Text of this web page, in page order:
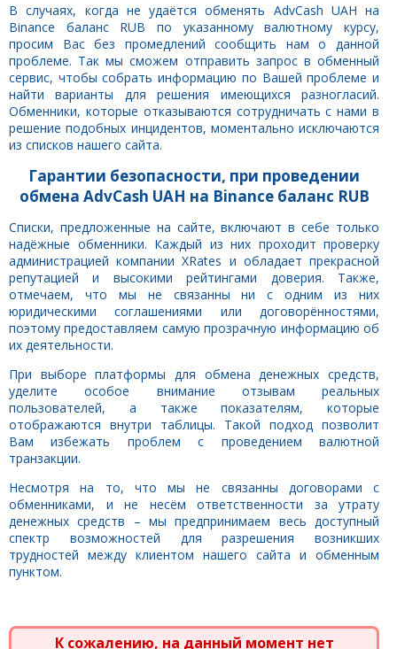
В случаях, когда не удаётся обменять AdvCash UAH на
Binance баланс RUB по указанному валютному курсу,
просим Вас без промедлений сообщить нам о данной
проблеме. Так мы сможем отправить запрос в обменный
сервис, чтобы собрать информацию по Вашей проблеме и
найти варианты для решения имеющихся разногласий.
Обменники, которые отказываются сотрудничать с нами в
решение подобных инцидентов, моментально исключаются
из списков нашего сайта.
Гарантии безопасности, при проведении
обмена AdvCash UAH на Binance баланс RUB
Списки, предложенные на сайте, включают в себе только
надёжные обменники. Каждый из них проходит проверку
администрацией компании XRates и обладает прекрасной
репутацией и высокими рейтингами доверия. Также,
отмечаем, что мы не связанны ни с одним из них
юридическими соглашениями или договорённостями,
поэтому предоставляем самую прозрачную информацию об
их деятельности.
При выборе платформы для обмена денежных средств,
уделите особое внимание отзывам реальных
пользователей, а также показателям, которые
отображаются внутри таблицы. Такой подход позволит
Вам избежать проблем с проведением валютной
транзакции.
Несмотря на то, что мы не связанны договорами с
обменниками, и не несём ответственности за утрату
денежных средств – мы предпринимаем весь доступный
спектр возможностей для разрешения возникших
трудностей между клиентом нашего сайта и обменным
пунктом.
К сожалению, на данный момент нет